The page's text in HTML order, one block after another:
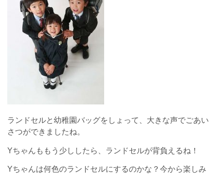
ランドセルと幼稚園バッグをしょって、大きな声でごあい
さつができましたね。
Yちゃんももう少ししたら、ランドセルが背負えるね！
Yちゃんは何色のランドセルにするのかな？今から楽しみ